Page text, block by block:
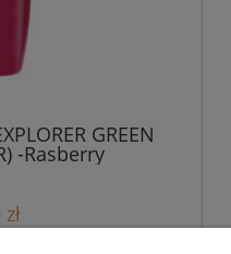
GREEN
-Rasberry